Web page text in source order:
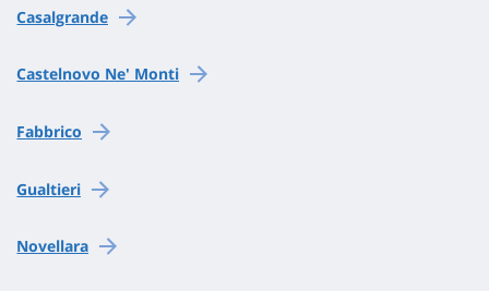
Casalgrande
Castelnovo Ne' Monti
Fabbrico
Gualtieri
Novellara